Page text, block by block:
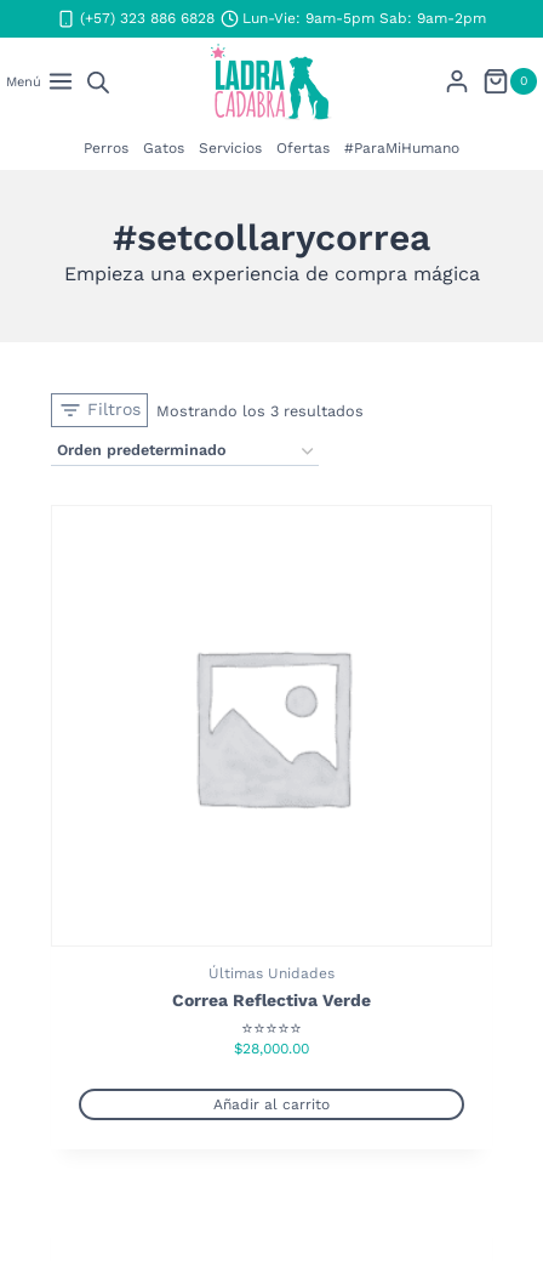
al
(+57) 323 886 6828 Lun-Vie: 9am-5pm Sab: 9am-2pm
Menú 0
Perros Gatos Servicios Ofertas #ParaMiHumano
#setcollarycorrea
Empieza una experiencia de compra mágica
Filtros Mostrando los 3 resultados
Últimas Unidades
Correa Reflectiva Verde
⭐⭐⭐⭐⭐
$28,000.00
Añadir al carrito